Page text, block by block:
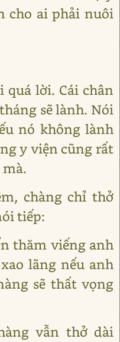
cho ai phải nuôi
quá lời. Cái chân
sẽ lành. Nói
nó không lành
y viện cũng rất
chàng chỉ thở
tiếp:
thăm viếng anh
lãng nếu anh
sẽ thất vọng
vẫn thở dài